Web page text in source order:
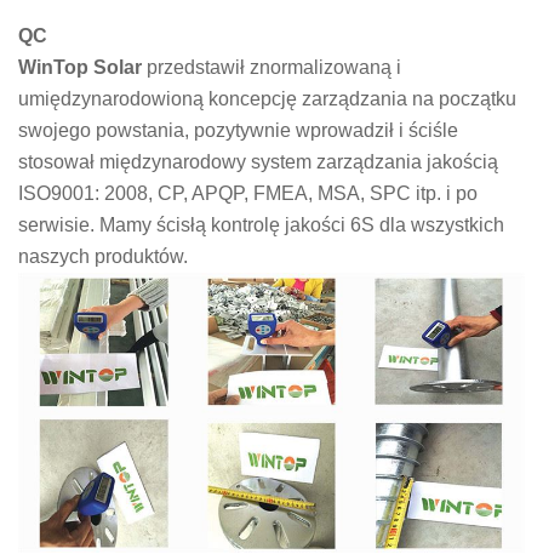
QC
WinTop Solar przedstawił znormalizowaną i
umiędzynarodowioną koncepcję zarządzania na początku
swojego powstania, pozytywnie wprowadził i ściśle
stosował międzynarodowy system zarządzania jakością
ISO9001: 2008, CP, APQP, FMEA, MSA, SPC itp. i po
serwisie. Mamy ścisłą kontrolę jakości 6S dla wszystkich
naszych produktów.